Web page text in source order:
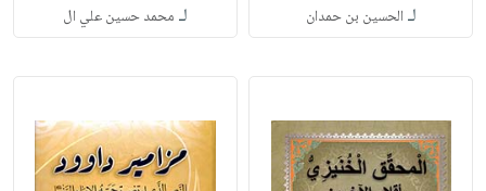
لـ الحسين بن حمدان لـ محمد حسين علي ال